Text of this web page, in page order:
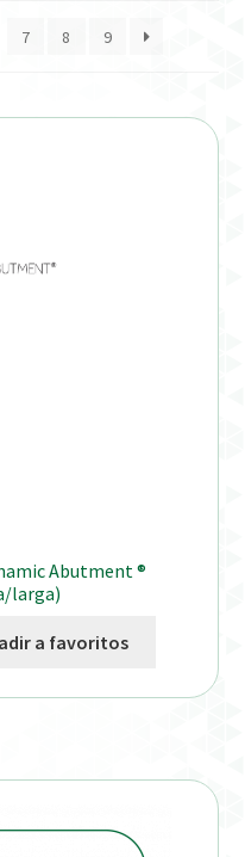
7 8 9
Abutment ®
larga)
a favoritos